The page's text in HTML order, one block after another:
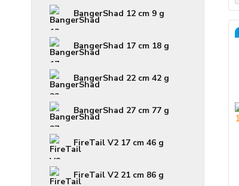
BangerShad 12 cm 9 g
BangerShad 17 cm 18 g
BangerShad 22 cm 42 g
BangerShad 27 cm 77 g
FireTail V2 17 cm 46 g
FireTail V2 21 cm 86 g